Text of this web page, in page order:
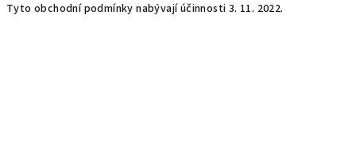
Tyto obchodní podmínky nabývají účinnosti 3. 11. 2022.